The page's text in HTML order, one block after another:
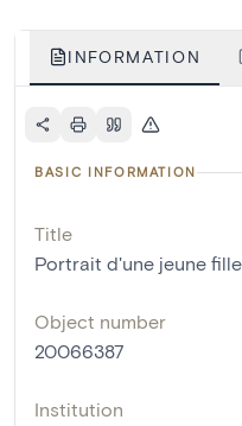
INFORMATION
BASIC INFORMATION
Title
Portrait d'une jeune
Object number
20066387
Institution